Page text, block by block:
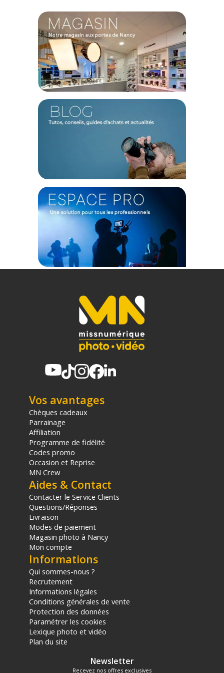
Ajuster la hauteur de votre source lumineuse sans dérégler
son inclinaison est désormais une réalité sur le plateau. Ce
bras télescopique intègre des roulements en laiton de très
haute qualité qui offrent un mouvement d'une douceur
incomparable lors de vos manipulations quotidiennes. La
présence d'une molette de rotation à 360 degrés vous
permet d'orienter vos imposantes boîtes à lumière ou vos
parapluies géants de 7 pieds avec une précision chirurgicale.
Une fois la hauteur désirée atteinte, l'angle de votre torche
gagner un temps de production précieux lors de vos
shootings professionnels.
Portée optimisée pour les configurations complexes
Éloignez définitivement l'ombre de vos trépieds de vos
arrière-plans grâce à l'intégration d'une extension de 71 cm.
Cette longueur supplémentaire porte l'envergure utile depuis
la fixation à 114 cm, vous offrant un dégagement confortable
pour placer votre lumière en position de douche au-dessus
d'un modèle ou d'une table dédiée au packshot. Cette
envergure est particulièrement adaptée aux portraits
sophistiqués, à la photographie de mode ou aux tournages
vidéo nécessitant une source lumineuse déportée
garantissant un espace de travail totalement dégagé.
Sécurité matérielle et ergonomie repensée
Manipuler une girafe lourdement chargée s'avère souvent
qui bloque fermement le bras à 90 degrés. Ce système
ingénieux empêche l'ensemble de basculer violemment vers
le haut lorsque vous retirez votre flash. Le système de
contrepoids coulissant, associé à un sac lestable généreux
fourni dans le kit, vous permet d'équilibrer finement votre
montage photographique jusqu'à 6,8 kg, garantissant une
Caractéristiques du bras d'extension Westcott Easy
PERFORMANCES
Capacité de charge maximale : 6,8 kg
Portée totale depuis la fixation : 114 cm
Longueur de l'extension incluse : 71 cm
Rotation de l'angle d'éclairage : 360 degrés
CONCEPTION
Matériaux : Aluminium, acier, laiton, plastique et nylon
Fixation vers la source lumineuse (mâle) : Broche de 5/8
pouce
Fixation vers le trépied (femelle) : Récepteur de 5/8 pouce
Mécanisme d'équilibrage : Contrepoids coulissant
Sécurité intégrée : Goupille de verrouillage et câble de
retenue
PHYSIQUE
Longueur totale plié : Env. 99 cm
Poids de l'équipement complet : Env. 8,2 kg
Poids du bras seul : Env. 5 kg
CONTENU DU CARTON
1x Bras principal Westcott Easy Boom
1x Extension de bras 71 cm
1x Pince pour plaque de poids
1x Sac de lestage remplissable
Vos avantages
Chèques cadeaux
Parrainage
Affiliation
Programme de fidélité
Codes promo
Occasion et Reprise
MN Crew
Aides & Contact
Contacter le Service Clients
Questions/Réponses
Livraison
Modes de paiement
Magasin photo à Nancy
Mon compte
Informations
Qui sommes-nous ?
Recrutement
Informations légales
Conditions générales de vente
Protection des données
Paramétrer les cookies
Lexique photo et vidéo
Plan du site
Newsletter
Recevez nos offres exclusives